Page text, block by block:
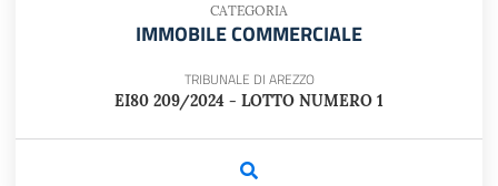
CATEGORIA
IMMOBILE COMMERCIALE
TRIBUNALE DI AREZZO
EI80 209/2024 - LOTTO NUMERO 1